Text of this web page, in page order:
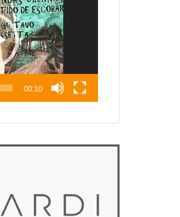
00:10